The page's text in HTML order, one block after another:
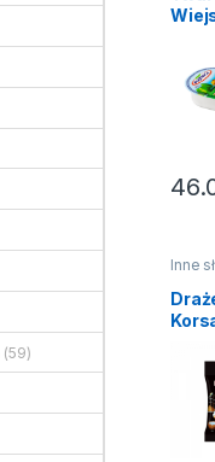
250g
Inne
(59)